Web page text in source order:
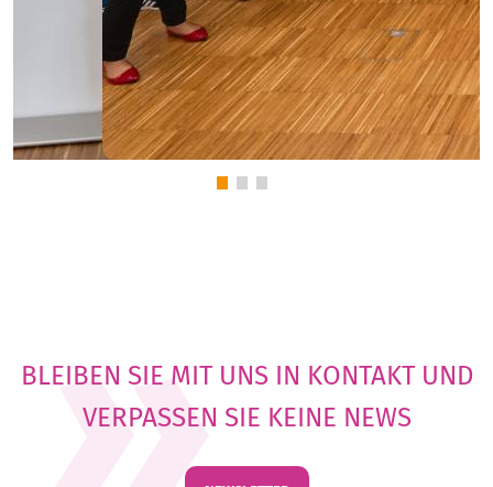
BLEIBEN SIE MIT UNS IN KONTAKT UND
VERPASSEN SIE KEINE NEWS